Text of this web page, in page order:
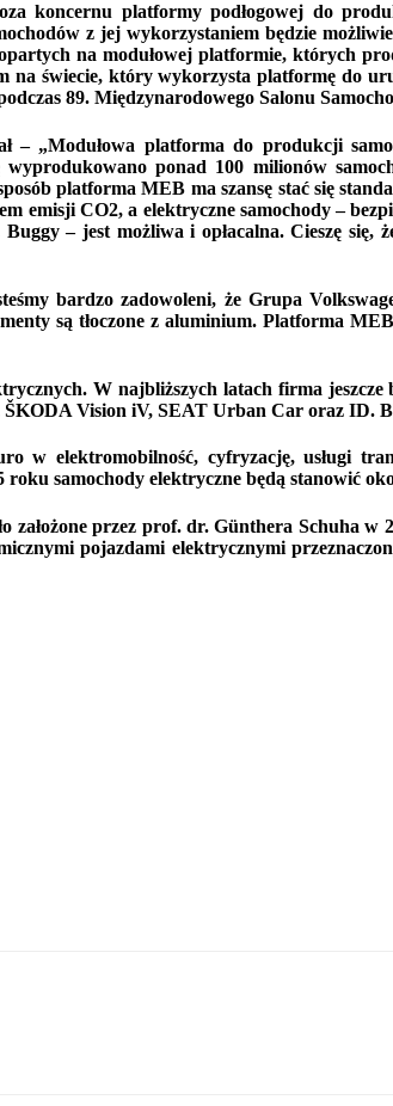
koncernu platformy podłogowej do
z jej wykorzystaniem będzie
na modułowej platformie, których
na świecie, który wykorzysta platformę do
89. Międzynarodowego Salonu
– „Modułowa platforma do produkcji
ponad 100 milionów
platforma MEB ma szansę stać się
emisji CO2, a elektryczne samochody –
– jest możliwa i opłacalna. Cieszę
bardzo zadowoleni, że Grupa
są tłoczone z aluminium. Platforma
W najbliższych latach firma
Vision iV, SEAT Urban Car oraz
w elektromobilność, cyfryzację, usługi
roku samochody elektryczne będą stanowić
założone przez prof. dr. Günthera Schuha
pojazdami elektrycznymi